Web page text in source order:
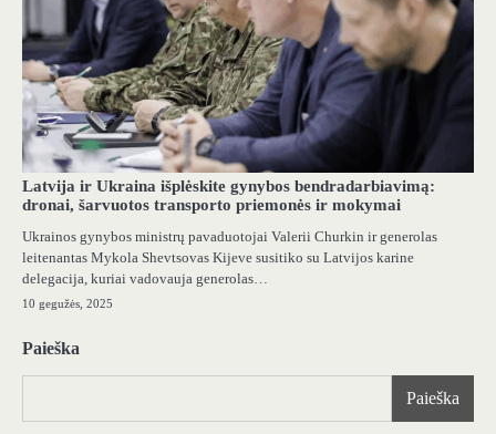
Latvija ir Ukraina išplėskite gynybos bendradarbiavimą:
dronai, šarvuotos transporto priemonės ir mokymai
Ukrainos gynybos ministrų pavaduotojai Valerii Churkin ir generolas
leitenantas Mykola Shevtsovas Kijeve susitiko su Latvijos karine
delegacija, kuriai vadovauja generolas…
10 gegužės, 2025
Paieška
Paieška